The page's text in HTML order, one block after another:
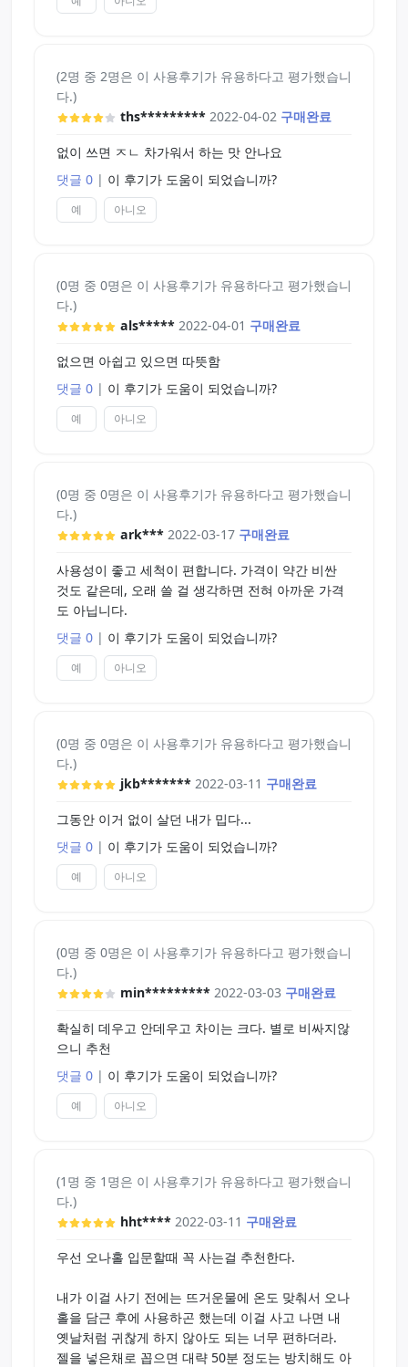
(2명 중 2명은 이 사용후기가 유용하다고 평가했습니
다.)
ths********* 2022-04-02 구매완료
없이 쓰면 ㅈㄴ 차가워서 하는 맛 안나요
댓글 0 | 이 후기가 도움이 되었습니까?
예 아니오
(0명 중 0명은 이 사용후기가 유용하다고 평가했습니
다.)
als***** 2022-04-01 구매완료
없으면 아쉽고 있으면 따뜻함
댓글 0 | 이 후기가 도움이 되었습니까?
예 아니오
(0명 중 0명은 이 사용후기가 유용하다고 평가했습니
다.)
ark*** 2022-03-17 구매완료
사용성이 좋고 세척이 편합니다. 가격이 약간 비싼
것도 같은데, 오래 쓸 걸 생각하면 전혀 아까운 가격
도 아닙니다.
댓글 0 | 이 후기가 도움이 되었습니까?
예 아니오
(0명 중 0명은 이 사용후기가 유용하다고 평가했습니
다.)
jkb******* 2022-03-11 구매완료
그동안 이거 없이 살던 내가 밉다...
댓글 0 | 이 후기가 도움이 되었습니까?
예 아니오
(0명 중 0명은 이 사용후기가 유용하다고 평가했습니
다.)
min********* 2022-03-03 구매완료
확실히 데우고 안데우고 차이는 크다. 별로 비싸지않
으니 추천
댓글 0 | 이 후기가 도움이 되었습니까?
예 아니오
(1명 중 1명은 이 사용후기가 유용하다고 평가했습니
다.)
hht**** 2022-03-11 구매완료
우선 오나홀 입문할때 꼭 사는걸 추천한다.
내가 이걸 사기 전에는 뜨거운물에 온도 맞춰서 오나
홀을 담근 후에 사용하곤 했는데 이걸 사고 나면 내
옛날처럼 귀찮게 하지 않아도 되는 너무 편하더라.
젤을 넣은채로 꼽으면 대략 50분 정도는 방치해도 아